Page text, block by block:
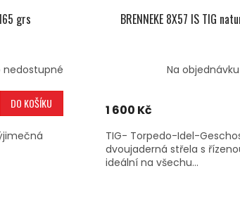
grs
nedostupné
DO KOŠÍKU
BRENNEKE 8X57 IS TIG
Na
1 600 Kč
TIG- Torpedo-Idel-
dvoujaderná střela s
ideální na všechu...